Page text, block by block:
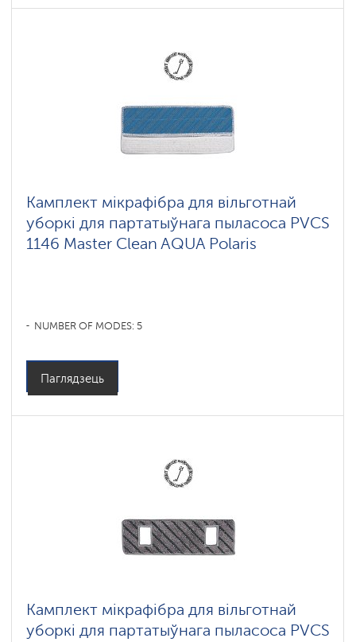
Камплект мікрафібра для вільготнай
уборкі для партатыўнага пыласоса PVCS
1146 Master Clean AQUA Polaris
NUMBER OF MODES: 5
Паглядзець
Камплект мікрафібра для вільготнай
уборкі для партатыўнага пыласоса PVCS
Моющие
home
Комплектующие
для
беспроводных